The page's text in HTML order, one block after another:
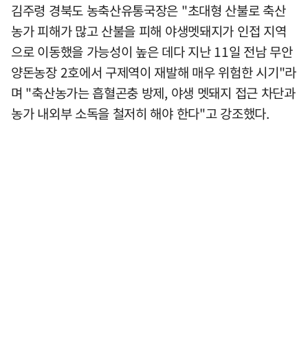
김주령 경북도 농축산유통국장은 "초대형 산불로 축산
농가 피해가 많고 산불을 피해 야생멧돼지가 인접 지역
으로 이동했을 가능성이 높은 데다 지난 11일 전남 무안
양돈농장 2호에서 구제역이 재발해 매우 위험한 시기"라
며 "축산농가는 흡혈곤충 방제, 야생 멧돼지 접근 차단과
농가 내외부 소독을 철저히 해야 한다"고 강조했다.